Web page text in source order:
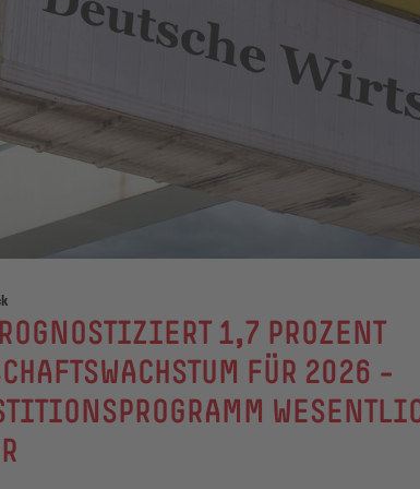
1,7 PROZENT
FÜR 2026 –